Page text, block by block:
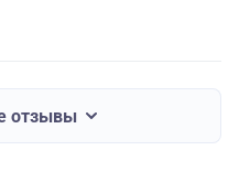
отзывы